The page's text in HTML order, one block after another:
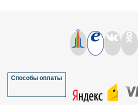
Способы оплаты